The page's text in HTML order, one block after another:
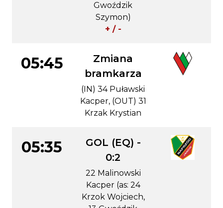
Gwoździk
Szymon)
+ / -
05:45
Zmiana
bramkarza
(IN) 34 Puławski
Kacper, (OUT) 31
Krzak Krystian
05:35
GOL (EQ) -
0:2
22 Malinowski
Kacper (as: 24
Krzok Wojciech,